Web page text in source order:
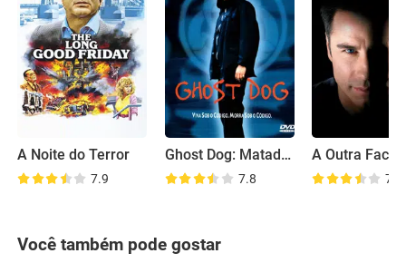
A Noite do Terror
7.9
Ghost Dog: Matador Implacável
7.8
A Outra Face
7.5
Você também pode gostar